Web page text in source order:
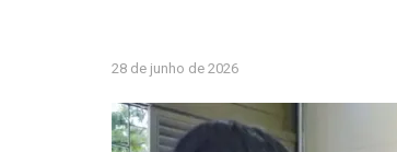
28 de junho de 2026